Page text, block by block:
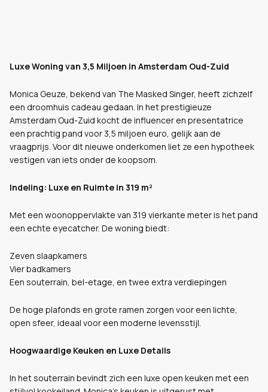
Luxe Woning van 3,5 Miljoen in Amsterdam Oud-Zuid
Monica Geuze, bekend van The Masked Singer, heeft zichzelf
een droomhuis cadeau gedaan. In het prestigieuze
Amsterdam Oud-Zuid kocht de influencer en presentatrice
een prachtig pand voor 3,5 miljoen euro, gelijk aan de
vraagprijs. Voor dit nieuwe onderkomen liet ze een hypotheek
vestigen van iets onder de koopsom.
Indeling: Luxe en Ruimte in 319 m²
Met een woonoppervlakte van 319 vierkante meter is het pand
een echte eyecatcher. De woning biedt:
Zeven slaapkamers
Vier badkamers
Een souterrain, bel-etage, en twee extra verdiepingen
De hoge plafonds en grote ramen zorgen voor een lichte,
open sfeer, ideaal voor een moderne levensstijl.
Hoogwaardige Keuken en Luxe Details
In het souterrain bevindt zich een luxe open keuken met een